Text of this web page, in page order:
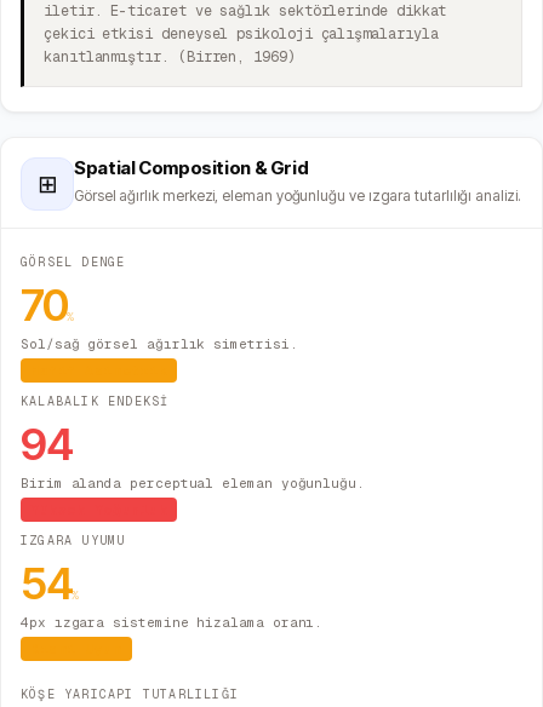
iletir. E-ticaret ve sağlık sektörlerinde dikkat
çekici etkisi deneysel psikoloji çalışmalarıyla
kanıtlanmıştır. (Birren, 1969)
⊞
Spatial Composition & Grid
Görsel ağırlık merkezi, eleman yoğunluğu ve ızgara tutarlılığı analizi.
GÖRSEL DENGE
70%
Sol/sağ görsel ağırlık simetrisi.
KALABALIK ENDEKSİ
94
Birim alanda perceptual eleman yoğunluğu.
IZGARA UYUMU
54%
4px ızgara sistemine hizalama oranı.
KÖŞE YARICAPI TUTARLILIĞI